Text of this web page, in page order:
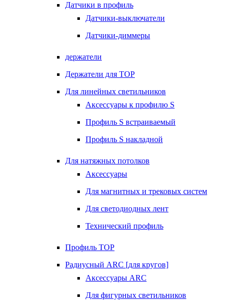
Датчики в профиль
Датчики-выключатели
Датчики-диммеры
держатели
Держатели для TOP
Для линейных светильников
Аксессуары к профилю S
Профиль S встраиваемый
Профиль S накладной
Для натяжных потолков
Аксессуары
Для магнитных и трековых систем
Для светодиодных лент
Технический профиль
Профиль TOP
Радиусный ARC [для кругов]
Аксессуары ARC
Для фигурных светильников